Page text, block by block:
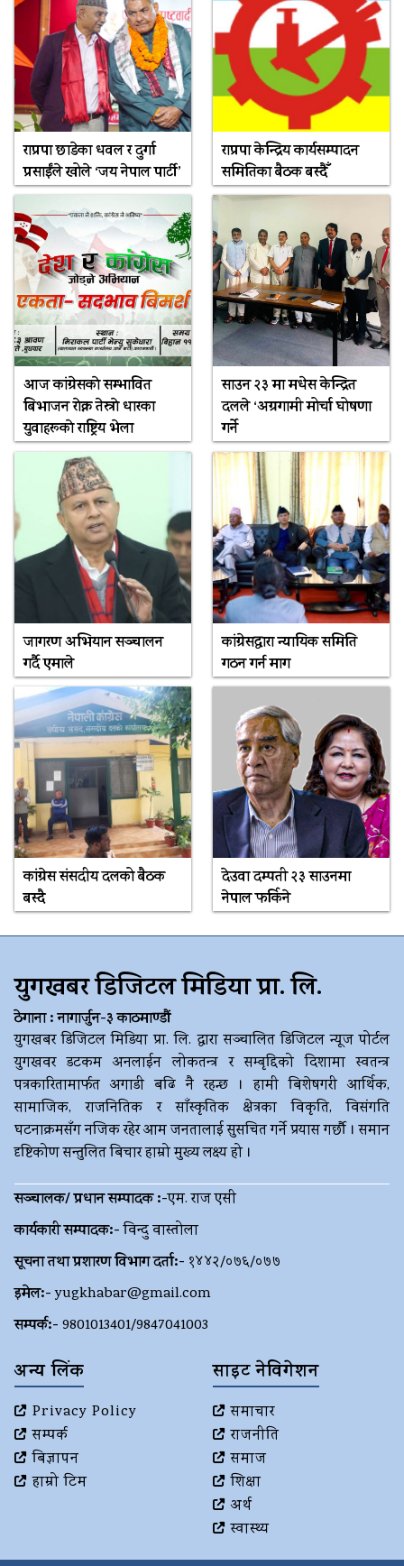
राप्रपा छाडेका धवल र दुर्गा
प्रसाईंले खोले ‘जय नेपाल पार्टी’
राप्रपा केन्द्रिय कार्यसम्पादन
समितिका बैठक बस्दैँ
आज कांग्रेसकाे सम्भावित
बिभाजन राेक्न तेस्राे धारका
युवाहरूकाे राष्ट्रिय भेला
साउन २३ मा मधेस केन्द्रित
दलले ‘अग्रगामी मोर्चा घोषणा
गर्ने
जागरण अभियान सञ्चालन
गर्दै एमाले
कांग्रेसद्वारा न्यायिक समिति
गठन गर्न माग
कांग्रेस संसदीय दलको बैठक
बस्दै
देउवा दम्पती २३ साउनमा
नेपाल फर्किने
युगखबर डिजिटल मिडिया प्रा. लि.
ठेगाना : नागार्जुन-३ काठमाण्डौं
युगखबर डिजिटल मिडिया प्रा. लि. द्धारा सञ्चालित डिजिटल न्यूज पोर्टल
युगखवर डटकम अनलाईन लोकतन्त्र र सम्बृद्दिको दिशामा स्वतन्त्र
पत्रकारितामार्फत अगाडी बढि नै रहन्छ । हामी बिशेषगरी आर्थिक,
सामाजिक, राजनितिक र साँस्कृतिक क्षेत्रका विकृति, विसंगति
घटनाक्रमसँग नजिक रहेर आम जनतालाई सुसचित गर्ने प्रयास गर्छौ । समान
दृष्टिकोण सन्तुलित बिचार हाम्रो मुख्य लक्ष्य हो ।
सञ्चालक/ प्रधान सम्पादक :-एम. राज एसी
कार्यकारी सम्पादक:-विन्दु वास्तोला
सूचना तथा प्रशारण विभाग दर्ता:- १४४२/०७६/०७७
इमेल:- yugkhabar@gmail.com
सम्पर्क:- 9801013401/9847041003
अन्य लिंक
Privacy Policy
सम्पर्क
बिज्ञापन
हाम्रो टिम
साइट नेविगेशन
समाचार
राजनीति
समाज
शिक्षा
अर्थ
स्वास्थ्य